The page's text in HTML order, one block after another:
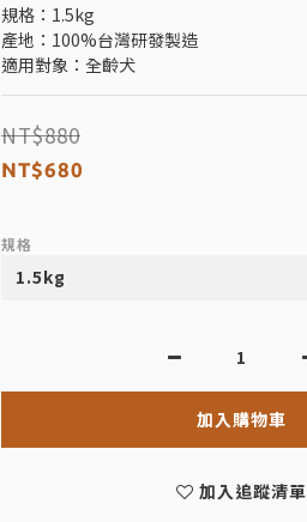
規格：1.5kg
產地：100%台灣研發製造
適用對象：全齡犬
NT$880
NT$680
規格
加入購物車
加入追蹤清單